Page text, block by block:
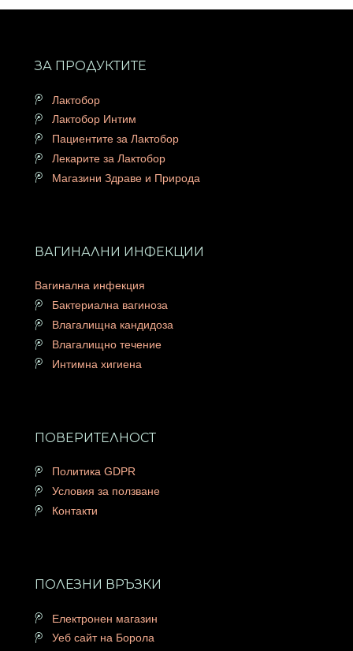
ЗА ПРОДУКТИТЕ
Лактобор
Лактобор Интим
Пациентите за Лактобор
Лекарите за Лактобор
Магазини Здраве и Природа
ВАГИНАЛНИ ИНФЕКЦИИ
Вагинална инфекция
Бактериална вагиноза
Влагалищна кандидоза
Влагалищно течение
Интимна хигиена
ПОВЕРИТЕЛНОСТ
Политика GDPR
Условия за ползване
Контакти
ПОЛЕЗНИ ВРЪЗКИ
Електронен магазин
Уеб сайт на Борола